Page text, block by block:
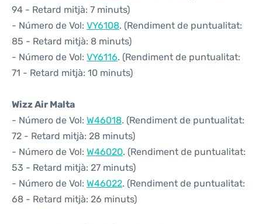
94 - Retard mitjà: 7 minuts)
- Número de Vol: VY6108. (Rendiment de puntualitat:
85 - Retard mitjà: 8 minuts)
- Número de Vol: VY6116. (Rendiment de puntualitat:
71 - Retard mitjà: 10 minuts)
Wizz Air Malta
- Número de Vol: W46018. (Rendiment de puntualitat:
72 - Retard mitjà: 28 minuts)
- Número de Vol: W46020. (Rendiment de puntualitat:
53 - Retard mitjà: 27 minuts)
- Número de Vol: W46022. (Rendiment de puntualitat:
68 - Retard mitjà: 26 minuts)